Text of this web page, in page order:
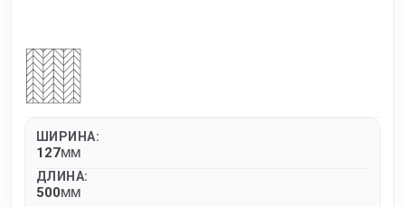
ШИРИНА:
127MM
ДЛИНА:
500MM